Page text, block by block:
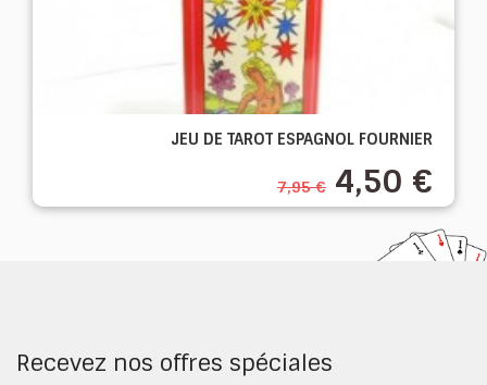
JEU DE TAROT ESPAGNOL FOURNIER
7,95 € 4,50 €
Recevez nos offres spéciales